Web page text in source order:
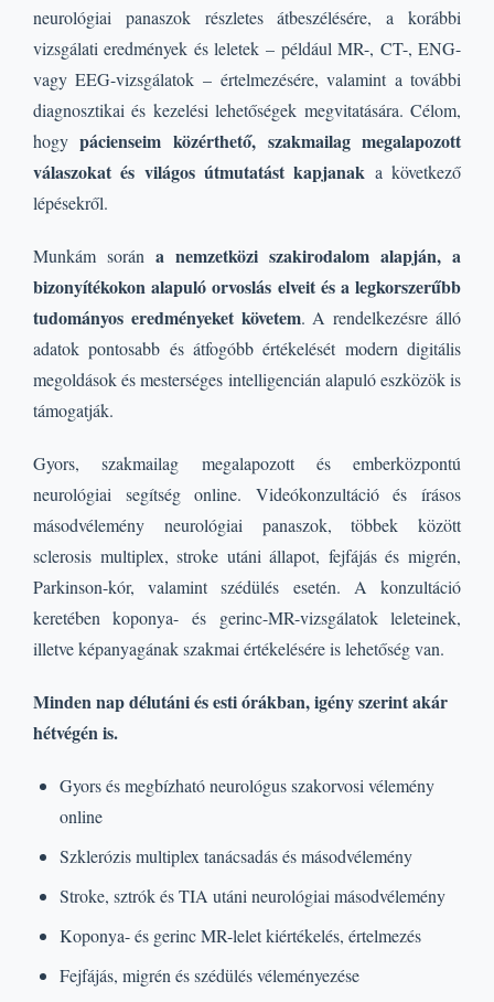
neurológiai panaszok részletes átbeszélésére, a korábbi
vizsgálati eredmények és leletek – például MR-, CT-, ENG-
vagy EEG-vizsgálatok – értelmezésére, valamint a további
diagnosztikai és kezelési lehetőségek megvitatására. Célom,
hogypácienseim közérthető, szakmailag megalapozott
válaszokat és világos útmutatást kapjanak a következő
lépésekről.
Munkám során a nemzetközi szakirodalom alapján, a
bizonyítékokon alapuló orvoslás elveit és a legkorszerűbb
tudományos eredményeket követem. A rendelkezésre álló
adatok pontosabb és átfogóbb értékelését modern digitális
megoldások és mesterséges intelligencián alapuló eszközök is
támogatják.
Gyors, szakmailag megalapozott és emberközpontú
neurológiai segítség online. Videókonzultáció és írásos
másodvélemény neurológiai panaszok, többek között
sclerosis multiplex, stroke utáni állapot, fejfájás és migrén,
Parkinson-kór, valamint szédülés esetén. A konzultáció
keretében koponya- és gerinc-MR-vizsgálatok leleteinek,
illetve képanyagának szakmai értékelésére is lehetőség van.
Minden nap délutáni és esti órákban, igény szerint akár
hétvégén is.
Gyors és megbízható neurológus szakorvosi vélemény
online
Szklerózis multiplex tanácsadás és másodvélemény
Stroke, sztrók és TIA utáni neurológiai másodvélemény
Koponya- és gerinc MR-lelet kiértékelés, értelmezés
Fejfájás, migrén és szédülés véleményezése